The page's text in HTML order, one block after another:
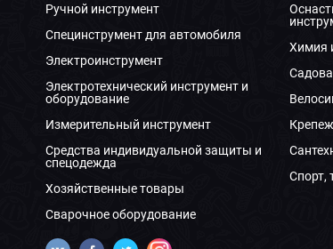
Ручной инструмент
Специнструмент для автомобиля
Электроинструмент
Электротехнический инструмент и
оборудование
Измерительный инструмент
Средства индивидуальной защиты и
спецодежда
Хозяйственные товары
Сварочное оборудование
Химия
Крепеж
Спорт,